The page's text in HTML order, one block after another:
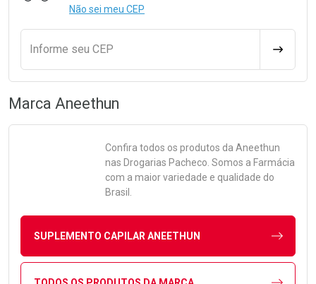
Não sei meu CEP
Informe seu CEP
Marca Aneethun
Confira todos os produtos da Aneethun
nas Drogarias Pacheco. Somos a Farmácia
com a maior variedade e qualidade do
Brasil.
SUPLEMENTO CAPILAR ANEETHUN